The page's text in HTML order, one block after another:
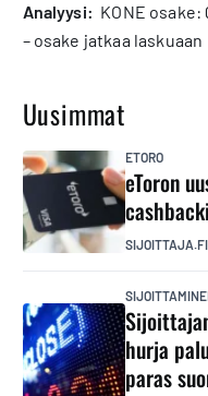
analyysi: KONE
– osake jatkaa laskuaan
Uusimmat
ETORO
eToron
SIJOITTAJA.FI
hurja
paras